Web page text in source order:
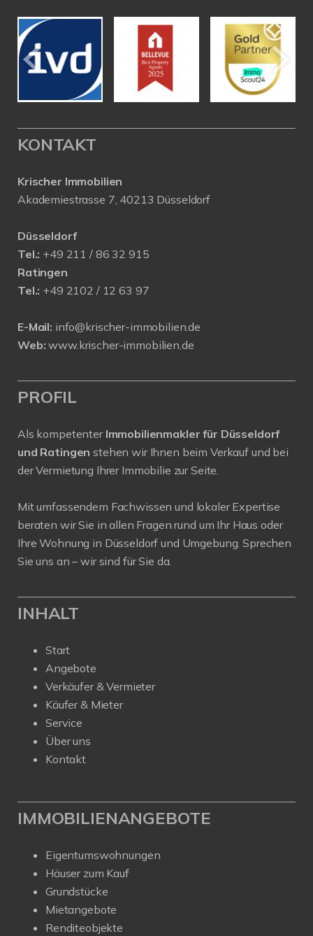
KONTAKT
Krischer Immobilien
Akademiestrasse 7, 40213 Düsseldorf
Düsseldorf
Tel.: +49 211 / 86 32 915
Ratingen
Tel.: +49 2102 / 12 63 97
E-Mail: info@krischer-immobilien.de
Web: www.krischer-immobilien.de
PROFIL
Als kompetenter Immobilienmakler für Düsseldorf
und Ratingen stehen wir Ihnen beim Verkauf und bei
der Vermietung Ihrer Immobilie zur Seite.
Mit umfassendem Fachwissen und lokaler Expertise
beraten wir Sie in allen Fragen rund um Ihr Haus oder
Ihre Wohnung in Düsseldorf und Umgebung. Sprechen
Sie uns an – wir sind für Sie da.
INHALT
Start
Angebote
Verkäufer & Vermieter
Käufer & Mieter
Service
Über uns
Kontakt
IMMOBILIENANGEBOTE
Eigentumswohnungen
Häuser zum Kauf
Grundstücke
Mietangebote
Renditeobjekte